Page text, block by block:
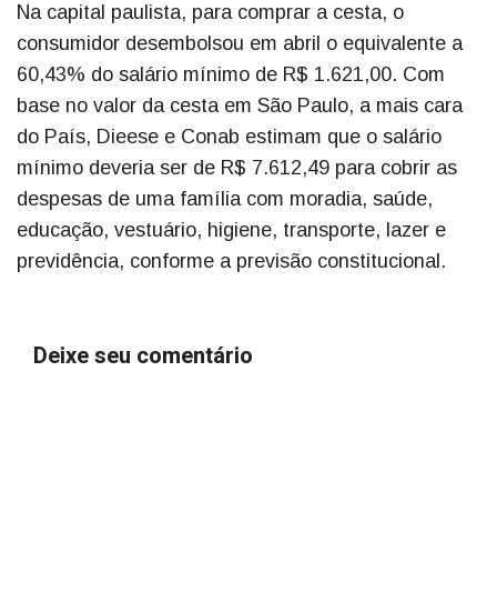
Na capital paulista, para comprar a cesta, o
consumidor desembolsou em abril o equivalente a
60,43% do salário mínimo de R$ 1.621,00. Com
base no valor da cesta em São Paulo, a mais cara
do País, Dieese e Conab estimam que o salário
mínimo deveria ser de R$ 7.612,49 para cobrir as
despesas de uma família com moradia, saúde,
educação, vestuário, higiene, transporte, lazer e
previdência, conforme a previsão constitucional.
Deixe seu comentário